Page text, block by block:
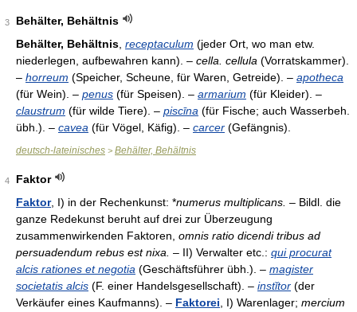
3
Behälter, Behältnis
Behälter, Behältnis receptaculum (jeder Ort, wo man etw.
niederlegen, aufbewahren kann). – cella. cellula (Vorratskammer).
– horreum (Speicher, Scheune, für Waren, Getreide). – apotheca
(für Wein). – penus (für Speisen). – armarium (für Kleider). –
claustrum (für wilde Tiere). – piscīna (für Fische; auch Wasserbeh.
übh.). – cavea (für Vögel, Käfig). – carcer (Gefängnis).
deutsch-lateinisches > Behälter, Behältnis
4
Faktor
Faktor, I) in der Rechenkunst: *numerus multiplicans. – Bildl. die
ganze Redekunst beruht auf drei zur Überzeugung
zusammenwirkenden Faktoren, omnis ratio dicendi tribus ad
persuadendum rebus est nixa. – II) Verwalter etc.: qui procurat
alcis rationes et negotia (Geschäftsführer übh.). – magister
societatis alcis (F. einer Handelsgesellschaft). – instĭtor (der
Verkäufer eines Kaufmanns). – Faktorei , I) Warenlager; mercium